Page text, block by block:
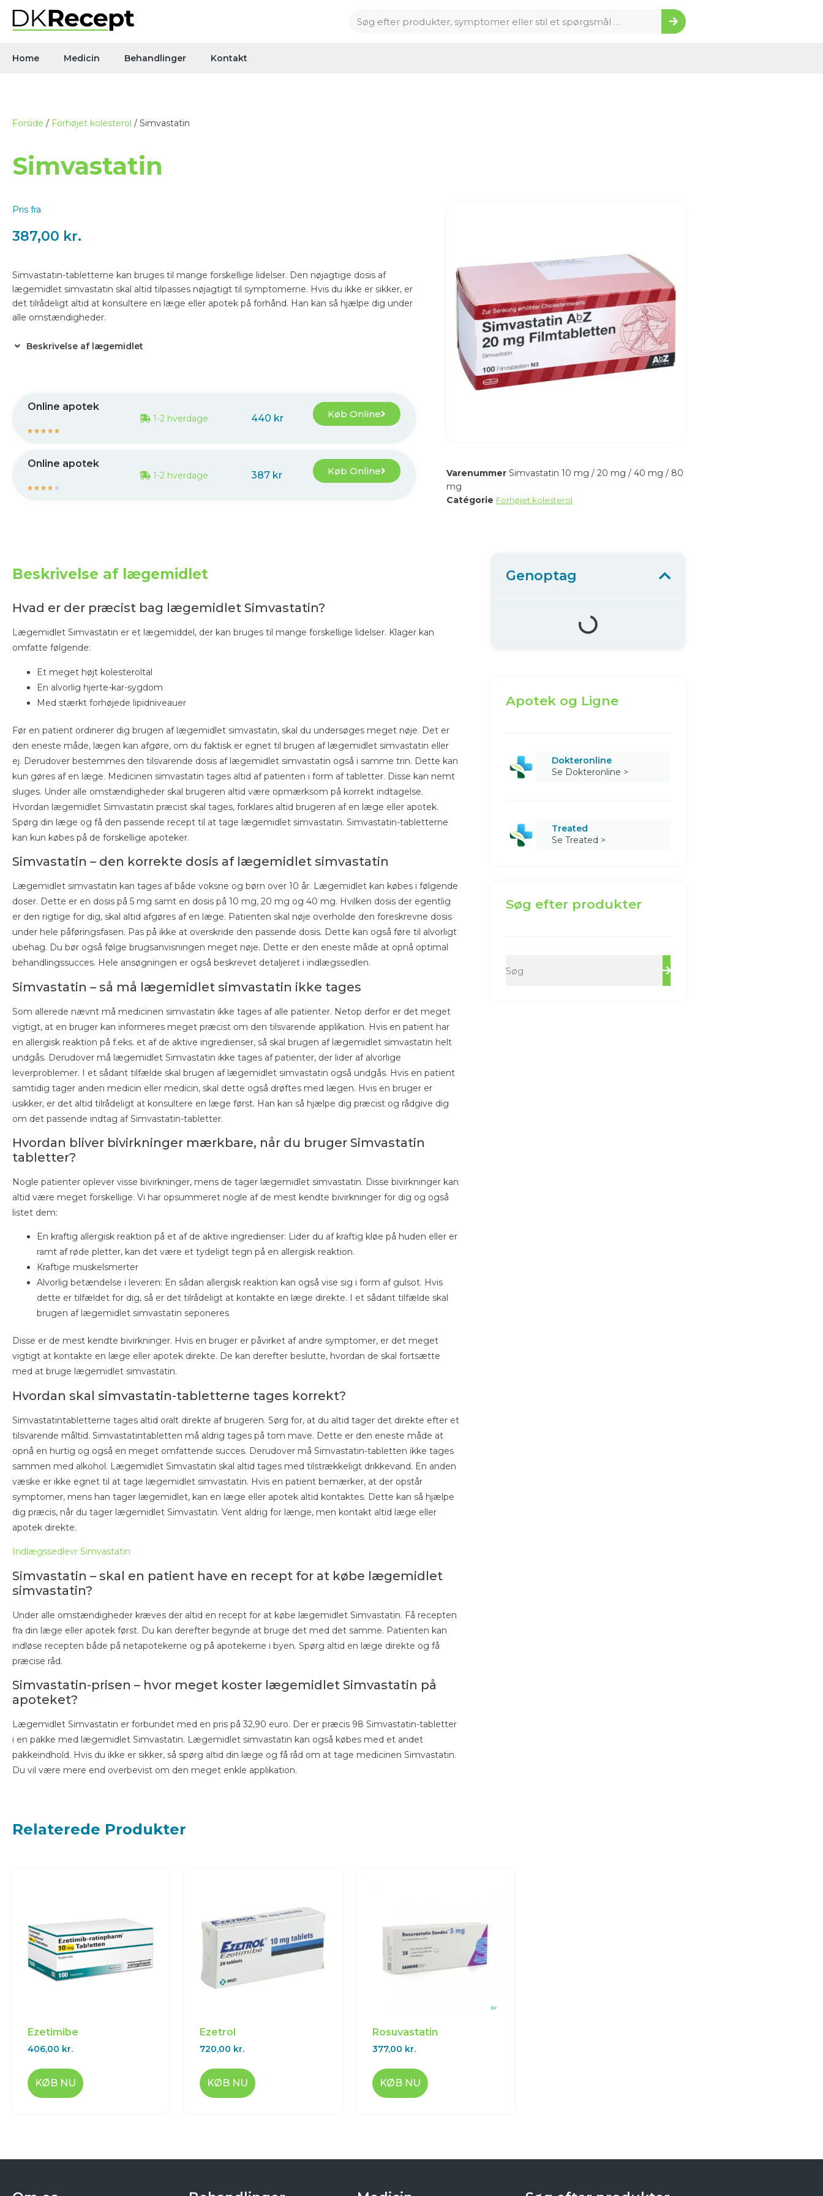
Home Medicin Behandlinger Kontakt
Forside / Forhøjet kolesterol / Simvastatin
Simvastatin
Pris fra
387,00 kr.
Simvastatin-tabletterne kan bruges til mange forskellige lidelser. Den nøjagtige dosis af
lægemidlet simvastatin skal altid tilpasses nøjagtigt til symptomerne. Hvis du ikke er sikker, er
det tilrådeligt altid at konsultere en læge eller apotek på forhånd. Han kan så hjælpe dig under
alle omstændigheder.
Beskrivelse af lægemidlet
Online apotek
    
1-2 hverdage 440 kr Køb Online
Online apotek
    
1-2 hverdage 387 kr Køb Online Varenummer Simvastatin 10 mg / 20 mg / 40 mg / 80
mg
Catégorie Forhøjet kolesterol
Beskrivelse af lægemidlet
Hvad er der præcist bag lægemidlet Simvastatin?
Lægemidlet Simvastatin er et lægemiddel, der kan bruges til mange forskellige lidelser. Klager kan
omfatte følgende:
Et meget højt kolesteroltal
En alvorlig hjerte-kar-sygdom
Med stærkt forhøjede lipidniveauer
Før en patient ordinerer dig brugen af ​​lægemidlet simvastatin, skal du undersøges meget nøje. Det er
den eneste måde, lægen kan afgøre, om du faktisk er egnet til brugen af lægemidlet simvastatin eller
ej. Derudover bestemmes den tilsvarende dosis af lægemidlet simvastatin også i samme trin. Dette kan
kun gøres af en læge. Medicinen simvastatin tages altid af patienten i form af tabletter. Disse kan nemt
sluges. Under alle omstændigheder skal brugeren altid være opmærksom på korrekt indtagelse.
Hvordan lægemidlet Simvastatin præcist skal tages, forklares altid brugeren af ​​en læge eller apotek.
Spørg din læge og få den passende recept til at tage lægemidlet simvastatin. Simvastatin-tabletterne
kan kun købes på de forskellige apoteker.
Simvastatin – den korrekte dosis af lægemidlet simvastatin
Lægemidlet simvastatin kan tages af både voksne og børn over 10 år. Lægemidlet kan købes i følgende
doser. Dette er en dosis på 5 mg samt en dosis på 10 mg, 20 mg og 40 mg. Hvilken dosis der egentlig
er den rigtige for dig, skal altid afgøres af en læge. Patienten skal nøje overholde den foreskrevne dosis
under hele påføringsfasen. Pas på ikke at overskride den passende dosis. Dette kan også føre til alvorligt
ubehag. Du bør også følge brugsanvisningen meget nøje. Dette er den eneste måde at opnå optimal
behandlingssucces. Hele ansøgningen er også beskrevet detaljeret i indlægssedlen.
Simvastatin – så må lægemidlet simvastatin ikke tages
Som allerede nævnt må medicinen simvastatin ikke tages af alle patienter. Netop derfor er det meget
vigtigt, at en bruger kan informeres meget præcist om den tilsvarende applikation. Hvis en patient har
en allergisk reaktion på f.eks. et af de aktive ingredienser, så skal brugen af ​​lægemidlet simvastatin helt
undgås. Derudover må lægemidlet Simvastatin ikke tages af patienter, der lider af alvorlige
leverproblemer. I et sådant tilfælde skal brugen af ​​lægemidlet simvastatin også undgås. Hvis en patient
samtidig tager anden medicin eller medicin, skal dette også drøftes med lægen. Hvis en bruger er
usikker, er det altid tilrådeligt at konsultere en læge først. Han kan så hjælpe dig præcist og rådgive dig
om det passende indtag af Simvastatin-tabletter.
Hvordan bliver bivirkninger mærkbare, når du bruger Simvastatin
tabletter?
Nogle patienter oplever visse bivirkninger, mens de tager lægemidlet simvastatin. Disse bivirkninger kan
altid være meget forskellige. Vi har opsummeret nogle af de mest kendte bivirkninger for dig og også
listet dem:
En kraftig allergisk reaktion på et af de aktive ingredienser: Lider du af kraftig kløe på huden eller er
ramt af røde pletter, kan det være et tydeligt tegn på en allergisk reaktion.
Kraftige muskelsmerter
Alvorlig betændelse i leveren: En sådan allergisk reaktion kan også vise sig i form af gulsot. Hvis
dette er tilfældet for dig, så er det tilrådeligt at kontakte en læge direkte. I et sådant tilfælde skal
brugen af ​​lægemidlet simvastatin seponeres
Disse er de mest kendte bivirkninger. Hvis en bruger er påvirket af andre symptomer, er det meget
vigtigt at kontakte en læge eller apotek direkte. De kan derefter beslutte, hvordan de skal fortsætte
med at bruge lægemidlet simvastatin.
Hvordan skal simvastatin-tabletterne tages korrekt?
Simvastatintabletterne tages altid oralt direkte af brugeren. Sørg for, at du altid tager det direkte efter et
tilsvarende måltid. Simvastatintabletten må aldrig tages på tom mave. Dette er den eneste måde at
opnå en hurtig og også en meget omfattende succes. Derudover må Simvastatin-tabletten ikke tages
sammen med alkohol. Lægemidlet Simvastatin skal altid tages med tilstrækkeligt drikkevand. En anden
væske er ikke egnet til at tage lægemidlet simvastatin. Hvis en patient bemærker, at der opstår
symptomer, mens han tager lægemidlet, kan en læge eller apotek altid kontaktes. Dette kan så hjælpe
dig præcis, når du tager lægemidlet Simvastatin. Vent aldrig for længe, ​​men kontakt altid læge eller
apotek direkte.
Indlægssedlevr Simvastatin
Simvastatin – skal en patient have en recept for at købe lægemidlet
simvastatin?
Under alle omstændigheder kræves der altid en recept for at købe lægemidlet Simvastatin. Få recepten
fra din læge eller apotek først. Du kan derefter begynde at bruge det med det samme. Patienten kan
indløse recepten både på netapotekerne og på apotekerne i byen. Spørg altid en læge direkte og få
præcise råd.
Simvastatin-prisen – hvor meget koster lægemidlet Simvastatin på
apoteket?
Lægemidlet Simvastatin er forbundet med en pris på 32,90 euro. Der er præcis 98 Simvastatin-tabletter
i en pakke med lægemidlet Simvastatin. Lægemidlet simvastatin kan også købes med et andet
pakkeindhold. Hvis du ikke er sikker, så spørg altid din læge og få råd om at tage medicinen Simvastatin.
Du vil være mere end overbevist om den meget enkle applikation.
Genoptag
Apotek og Ligne
Dokteronline
Se Dokteronline >
Treated
Se Treated >
Søg efter produkter
Relaterede Produkter
Ezetimibe
406,00 kr.
KØB NU
Ezetrol
720,00 kr.
KØB NU
Rosuvastatin
377,00 kr.
KØB NU